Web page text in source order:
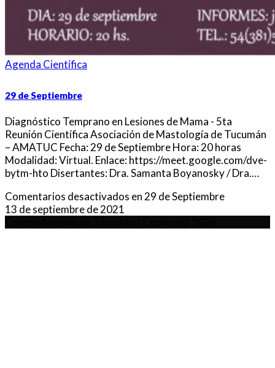
Agenda Científica
29 de Septiembre
Diagnóstico Temprano en Lesiones de Mama - 5ta
Reunión Científica Asociación de Mastología de Tucumán
– AMATUC Fecha: 29 de Septiembre Hora: 20 horas
Modalidad: Virtual. Enlace: https://meet.google.com/dve-
bytm-hto Disertantes: Dra. Samanta Boyanosky / Dra.…
Comentarios desactivados en 29 de Septiembre
13 de septiembre de 2021